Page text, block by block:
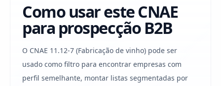
Como usar este CNAE
para prospecção B2B
O CNAE 11.12-7 (Fabricação de vinho) pode ser
usado como filtro para encontrar empresas com
perfil semelhante, montar listas segmentadas por